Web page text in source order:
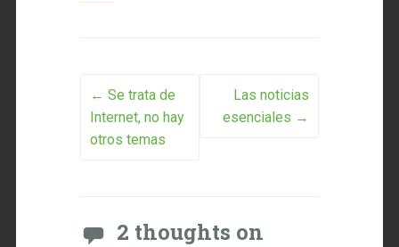
Post navigation
← Se trata de
Internet, no hay
otros temas
Las noticias
esenciales →
2 thoughts on